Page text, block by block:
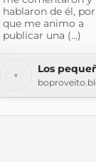
hablaron de él,
que me animo a
publicar una (...)
Los